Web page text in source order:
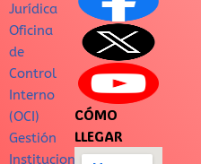
Jurídica
Oficina
de
Control
Interno
(OCI)
Gestión
Institucional
CÓMO
LLEGAR